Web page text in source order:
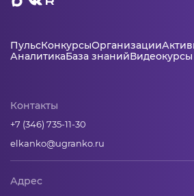
ПульсКонкурсыОрганизации
АналитикаБаза знанийВидеокурсы
Контакты
+7 (346) 735-11-30
elkanko@ugranko.ru
Адрес